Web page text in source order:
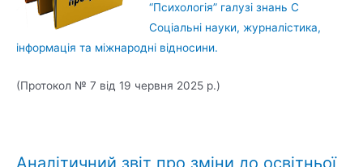
“Психологія” галузі знань С
Соціальні науки, журналістика,
інформація та міжнародні відносини.
(Протокол № 7 від 19 червня 2025 р.)
Аналітичний звіт про зміни до освітньої